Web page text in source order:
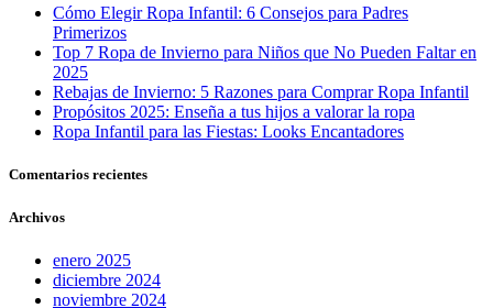
Cómo Elegir Ropa Infantil: 6 Consejos para Padres
Primerizos
Top 7 Ropa de Invierno para Niños que No Pueden Faltar en
2025
Rebajas de Invierno: 5 Razones para Comprar Ropa Infantil
Propósitos 2025: Enseña a tus hijos a valorar la ropa
Ropa Infantil para las Fiestas: Looks Encantadores
Comentarios recientes
Archivos
enero 2025
diciembre 2024
noviembre 2024